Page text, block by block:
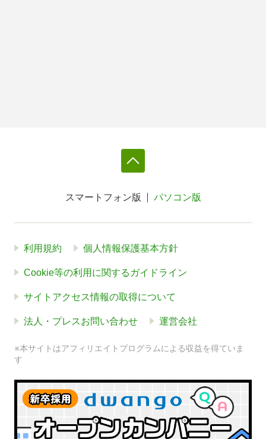
スマートフォン版 パソコン版
利用規約 個人情報保護基本方針
Cookie等の利用に関するガイドライン
サイトアクセス情報の取得について
法人・プレスお問い合わせ 運営会社
※本サイトはアフィリエイトプログラムによる収益を得ていま
す